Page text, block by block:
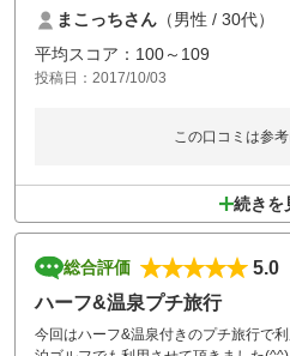
ラフはほぼ手入れしてなくてボール探
領収書くれない
外国人優先のゴルフ場でした
こちらのスタート関係なしにぶっこんで
まこっちさん （男性 / 30代）
平均スコア：100～109
投稿日：2017/10/03
この口コミは参
続きを
総合評価
5.0
ハーフ&温泉プチ旅行
今回はハーフ&温泉付きのプチ旅行で